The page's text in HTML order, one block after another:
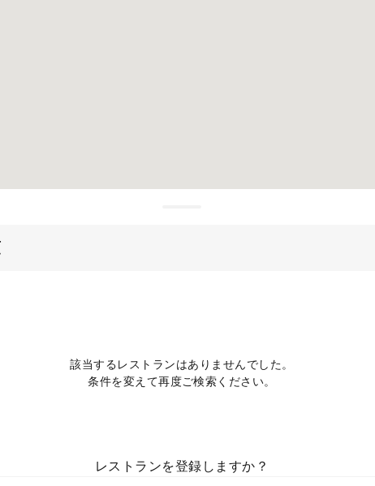
該当するレストランはありませんでした。
条件を変えて再度ご検索ください。
レストランを登録しますか？